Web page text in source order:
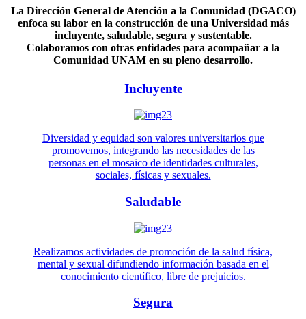
La Dirección General de Atención a la Comunidad (DGACO)
enfoca su labor en la construcción de una Universidad más
incluyente, saludable, segura y sustentable.
Colaboramos con otras entidades para acompañar a la
Comunidad UNAM en su pleno desarrollo.
Incluyente
Diversidad y equidad son valores universitarios que
promovemos, integrando las necesidades de las
personas en el mosaico de identidades culturales,
sociales, físicas y sexuales.
Saludable
Realizamos actividades de promoción de la salud física,
mental y sexual difundiendo información basada en el
conocimiento científico, libre de prejuicios.
Segura